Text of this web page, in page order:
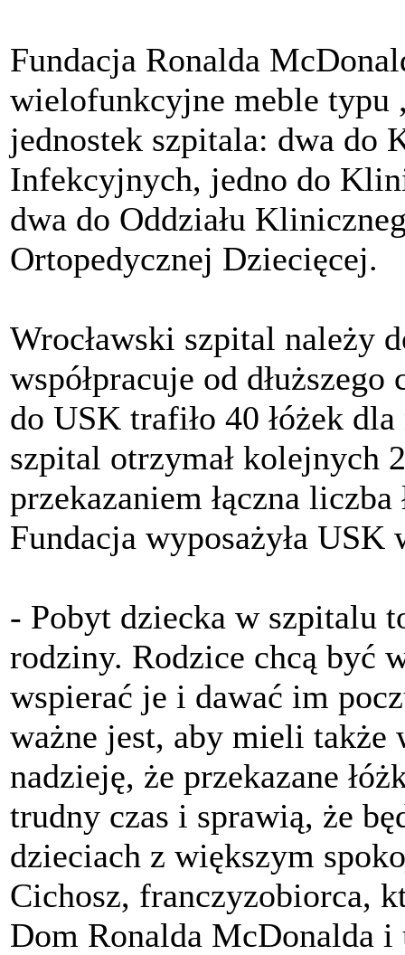
Fundacja Ronalda
wielofunkcyjne meble typu
jednostek szpitala: dwa
Infekcyjnych, jedno do
dwa do Oddziału
Ortopedycznej Dziecięcej.
Wrocławski szpital należy
współpracuje od
do USK trafiło 40 łóżek
szpital otrzymał kolejnych
przekazaniem łączna
Fundacja wyposażyła USK
- Pobyt dziecka w szpitalu
rodziny. Rodzice chcą być
wspierać je i dawać im
ważne jest, aby mieli
nadzieję, że przekazane
trudny czas i sprawią, że
dzieciach z większym
Cichosz, franczyzobiorca,
Dom Ronalda McDonalda i